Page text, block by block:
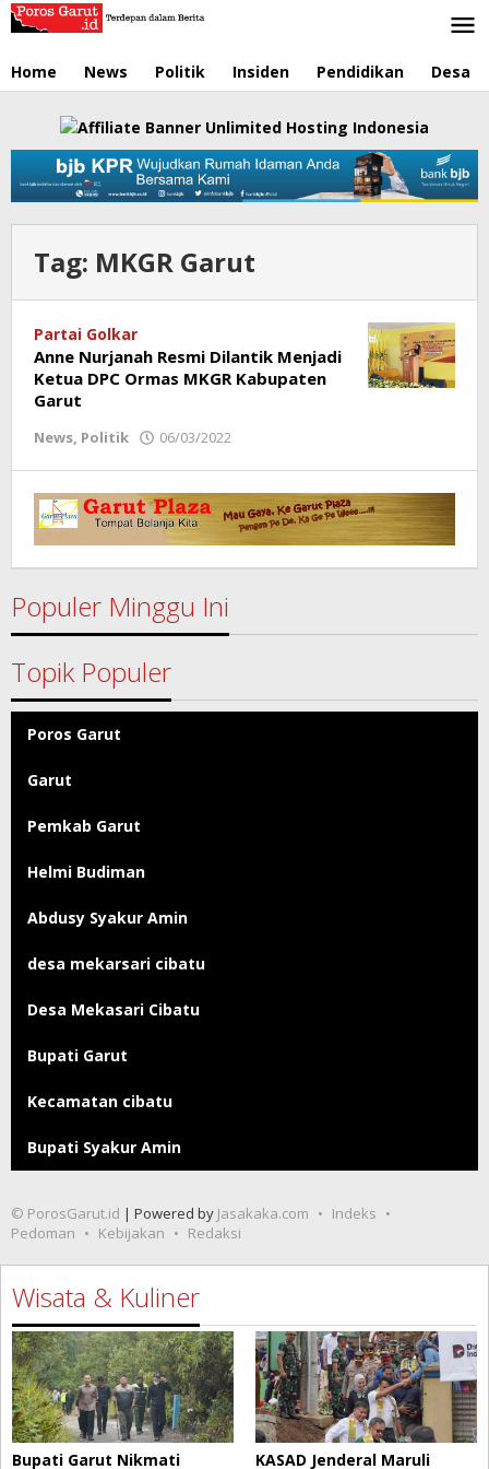
Lewati
ke
Home News Politik Insiden Pendidikan Desa
Tag: MKGR Garut
Partai Golkar
Anne Nurjanah Resmi Dilantik Menjadi
Ketua DPC Ormas MKGR Kabupaten
Garut
News, Politik 06/03/2022
Populer Minggu Ini
Topik Populer
Poros Garut
Garut
Pemkab Garut
Helmi Budiman
Abdusy Syakur Amin
desa mekarsari cibatu
Desa Mekasari Cibatu
Bupati Garut
Kecamatan cibatu
Bupati Syakur Amin
© PorosGarut.id | Powered by Jasakaka.com
Indeks
Pedoman
Kebijakan Redaksi
Wisata & Kuliner
Bupati Garut Nikmati KASAD Jenderal Maruli